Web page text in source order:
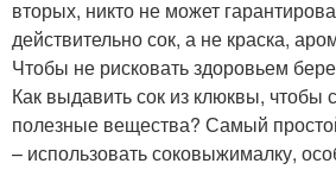
вторых, никто не может
действительно сок, а не краска,
Чтобы не рисковать здоровьем
Как выдавить сок из клюквы, чтобы
полезные вещества? Самый
– использовать соковыжималку,